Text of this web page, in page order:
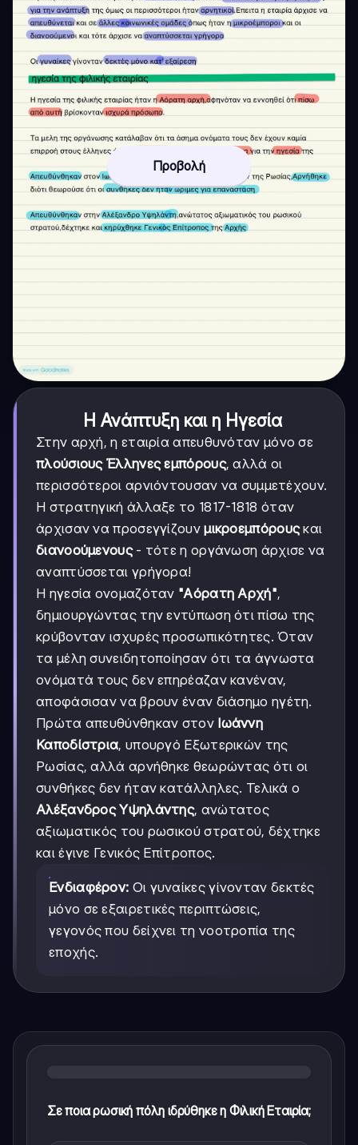
Προβολή
Η Ανάπτυξη και η Ηγεσία
Στην αρχή, η εταιρία απευθυνόταν μόνο σε
πλούσιους Έλληνες εμπόρους, αλλά οι
περισσότεροι αρνιόντουσαν να συμμετέχουν.
Η στρατηγική άλλαξε το 1817-1818 όταν
άρχισαν να προσεγγίζουνμικροεμπόρουςκαι
διανοούμενους- τότε η οργάνωση άρχισε να
αναπτύσσεται γρήγορα!
Η ηγεσία ονομαζόταν "Αόρατη Αρχή",
δημιουργώντας την εντύπωση ότι πίσω της
κρύβονταν ισχυρές προσωπικότητες. Όταν
τα μέλη συνειδητοποίησαν ότι τα άγνωστα
ονόματά τους δεν επηρέαζαν κανέναν,
αποφάσισαν να βρουν έναν διάσημο ηγέτη.
Πρώτα απευθύνθηκαν στον Ιωάννη
Καποδίστρια, υπουργό Εξωτερικών της
Ρωσίας, αλλά αρνήθηκε θεωρώντας ότι οι
συνθήκες δεν ήταν κατάλληλες. Τελικά ο
Αλέξανδρος Υψηλάντης, ανώτατος
αξιωματικός του ρωσικού στρατού, δέχτηκε
και έγινε Γενικός Επίτροπος.
Ενδιαφέρον: Οι γυναίκες γίνονταν δεκτές
μόνο σε εξαιρετικές περιπτώσεις,
γεγονός που δείχνει τη νοοτροπία της
εποχής.
Σε ποια ρωσική πόλη ιδρύθηκε η Φιλική Εταιρία;